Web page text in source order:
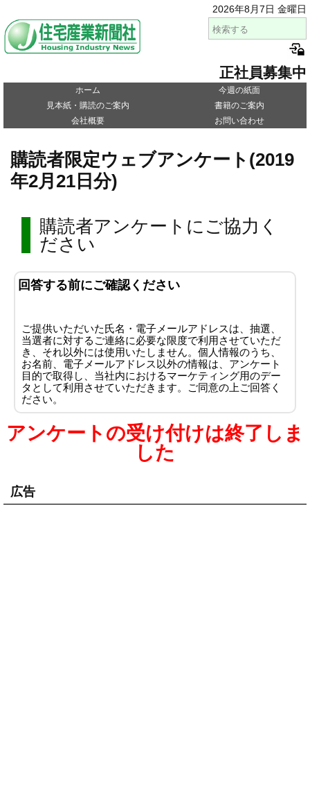
2026年8月7日 金曜日
正社員募集中
ホーム
今週の紙面
見本紙・購読のご案内
書籍のご案内
会社概要
お問い合わせ
購読者限定ウェブアンケート(2019
年2月21日分)
購読者アンケートにご協力く
ださい
回答する前にご確認ください
ご提供いただいた氏名・電子メールアドレスは、抽選、
当選者に対するご連絡に必要な限度で利用させていただ
き、それ以外には使用いたしません。個人情報のうち、
お名前、電子メールアドレス以外の情報は、アンケート
目的で取得し、当社内におけるマーケティング用のデー
タとして利用させていただきます。ご同意の上ご回答く
ださい。
アンケートの受け付けは終了しま
した
広告